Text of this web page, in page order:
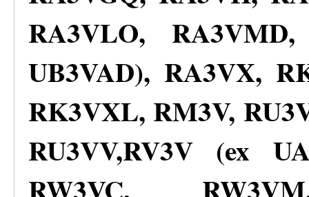
RA3VLO,
UB3VAD), RA3VX,
RK3VXL, RM3V,
RU3VV,RV3V (ex
RW3VC,